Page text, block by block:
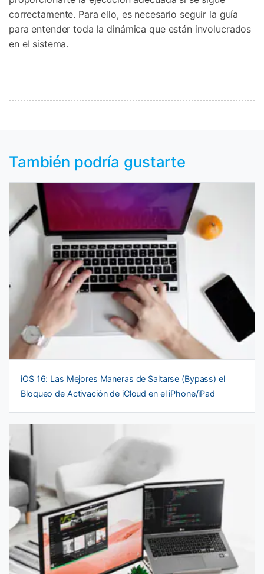
correctamente. Para ello, es necesario seguir la guía
para entender toda la dinámica que están involucrados
en el sistema.
También podría gustarte
iOS 16: Las Mejores Maneras de Saltarse (Bypass) el
Bloqueo de Activación de iCloud en el iPhone/iPad